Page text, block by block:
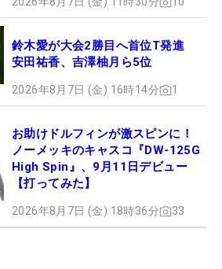
鈴木愛が大会2勝目へ首位T発進
安田祐香、吉澤柚月ら5位
2026年8月7日 (金) 16時14分 1
お助けドルフィンが激スピンに！
ノーメッキのキャスコ『DW-125G
High Spin』、9月11日デビュー
【打ってみた】
2026年8月7日 (金) 18時36分 33